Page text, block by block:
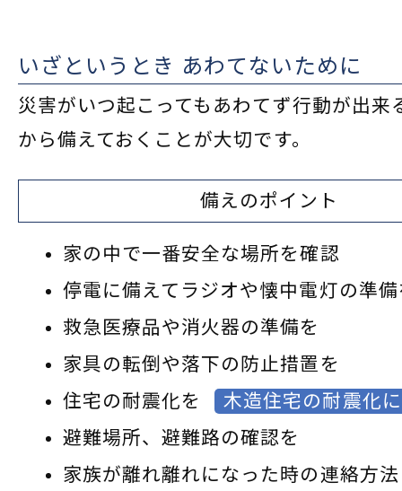
いざというとき あわてないために
災害がいつ起こってもあわてず行動が出来
から備えておくことが大切です。
備えのポイント
家の中で一番安全な場所を確認
停電に備えてラジオや懐中電灯の準
救急医療品や消火器の準備を
家具の転倒や落下の防止措置を
住宅の耐震化を
木造住宅の耐震化
避難場所、避難路の確認を
家族が離れ離れになった時の連絡方